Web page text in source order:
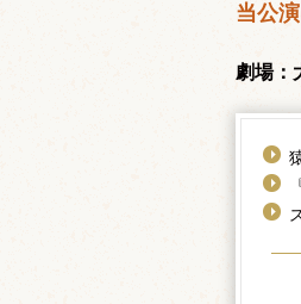
当公
劇場：